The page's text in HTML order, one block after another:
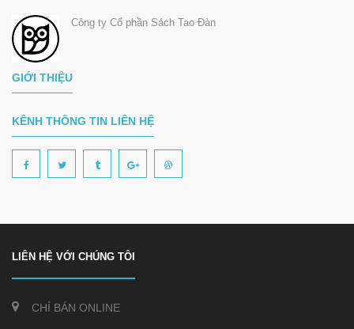
GIỚI THIỆU
Công ty Cổ phần Sách Tao Đàn
KÊNH THÔNG TIN LIÊN HỆ
LIÊN HỆ VỚI CHÚNG TÔI
CHỈ BÁN ONLINE